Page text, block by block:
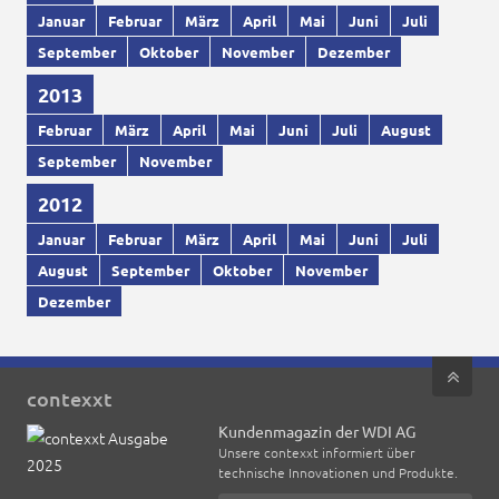
Januar Februar März April Mai Juni
Juli
September
Oktober November Dezember
2013
Februar März April Mai Juni Juli
August
September
November
2012
Januar Februar März April Mai Juni
Juli
August
September Oktober
November
Dezember
contexxt
Kundenmagazin der WDI AG
Unsere contexxt informiert über
technische Innovationen und Produkte.